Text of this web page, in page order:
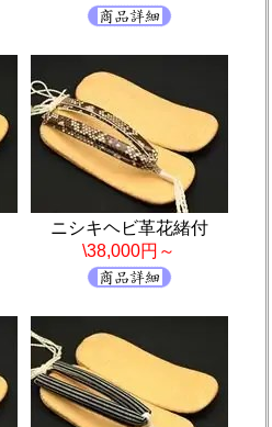
ニシキヘビ革花緒付
\38,000円～